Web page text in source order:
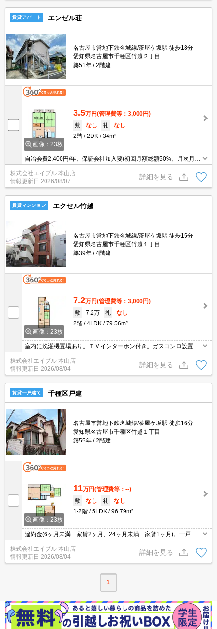
賃貸アパート エンゼル荘
名古屋市営地下鉄名城線/茶屋ケ坂駅 徒歩18分
愛知県名古屋市千種区竹越２丁目
築51年
2階建
画像：23枚
3.5万円(管理費等：3,000円)
敷
なし 礼
なし
2階
2DK 34m²
自治会費2,400円/年。保証会社加入要(初回月額総額50%、月次月額
総額2%)。
株式会社エイブル 本山店
情報更新日 2026/08/07
詳細を見る
賃貸マンション エクセル竹越
名古屋市営地下鉄名城線/茶屋ケ坂駅 徒歩15分
愛知県名古屋市千種区竹越１丁目
築39年
4階建
画像：23枚
7.2万円(管理費等：3,000円)
敷
7.2万 礼
なし
2階
4LDK 79.56m²
室内に洗濯機置場あり。ＴＶインターホン付き。ガスコンロ設置
可。保証会社加入要(初回月額総額50%、月次月額総額1.5%)。2年
未満の解約時、違約金1ヶ月分発生。近隣駐車場230m月9,900円。
株式会社エイブル 本山店
情報更新日 2026/08/04
詳細を見る
賃貸一戸建て 千種区戸建
名古屋市営地下鉄名城線/茶屋ケ坂駅 徒歩16分
愛知県名古屋市千種区竹越１丁目
築55年
2階建
画像：23枚
11万円(管理費等：--)
敷
なし 礼
なし
1-2階
5LDK 96.79m²
違約金(6ヶ月未満 家賃2ヶ月、24ヶ月未満 家賃1ヶ月)。一戸建
てをお望みのあなたへ。駐車場無料。
株式会社エイブル 本山店
情報更新日 2026/08/04
詳細を見る
1